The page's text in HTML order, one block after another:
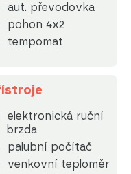
aut. převodovka
pohon 4x2
tempomat
elektronická ruční
brzda
palubní počítač
venkovní teploměr